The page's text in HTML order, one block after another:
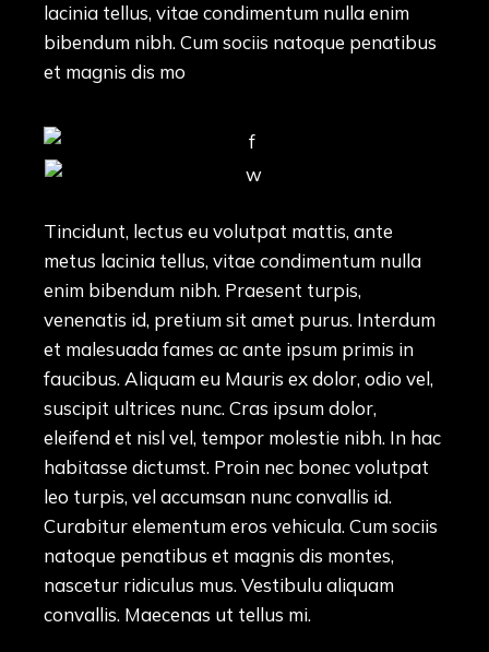
lacinia tellus, vitae condimentum nulla enim
bibendum nibh. Cum sociis natoque penatibus
et magnis dis mo
Tincidunt, lectus eu volutpat mattis, ante
metus lacinia tellus, vitae condimentum nulla
enim bibendum nibh. Praesent turpis,
venenatis id, pretium sit amet purus. Interdum
et malesuada fames ac ante ipsum primis in
faucibus. Aliquam eu Mauris ex dolor, odio vel,
suscipit ultrices nunc. Cras ipsum dolor,
eleifend et nisl vel, tempor molestie nibh. In hac
habitasse dictumst. Proin nec bonec volutpat
leo turpis, vel accumsan nunc convallis id.
Curabitur elementum eros vehicula. Cum sociis
natoque penatibus et magnis dis montes,
nascetur ridiculus mus. Vestibulu aliquam
convallis. Maecenas ut tellus mi.